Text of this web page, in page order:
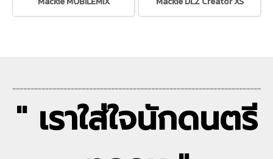
--------------------------------------------------------------------
" เราใส่ใจนักดนตรี